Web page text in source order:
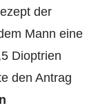
der
Mann eine
Dioptrien
den Antrag